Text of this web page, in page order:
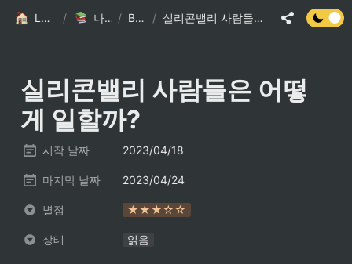
LSJ HOME / 나의 책장 / Books / 실리콘밸리 사람들은 어떻게 일할까?
실리콘밸리 사람들은 어떻
게 일할까?
시작 날짜 2023/04/18
마지막 날짜 2023/04/24
별점 ★★★☆☆
상태 읽음